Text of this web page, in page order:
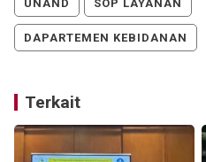
UNAND SOP LAYANAN
DAPARTEMEN KEBIDANAN
Terkait